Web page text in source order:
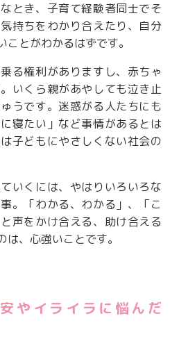
とき、子育て経験者同士でそ
持ちをわかり合えたり、自分
とがわかるはずです。
る権利がありますし、赤ちゃ
いくら親があやしても泣き止
うです。迷惑がる人たちにも
寝たい」など事情があるとは
子どもにやさしくない社会の
いくには、やはりいろいろな
。「わかる、わかる」、「こ
声をかけ合える、助け合える
、心強いことです。
やイライラに悩んだ